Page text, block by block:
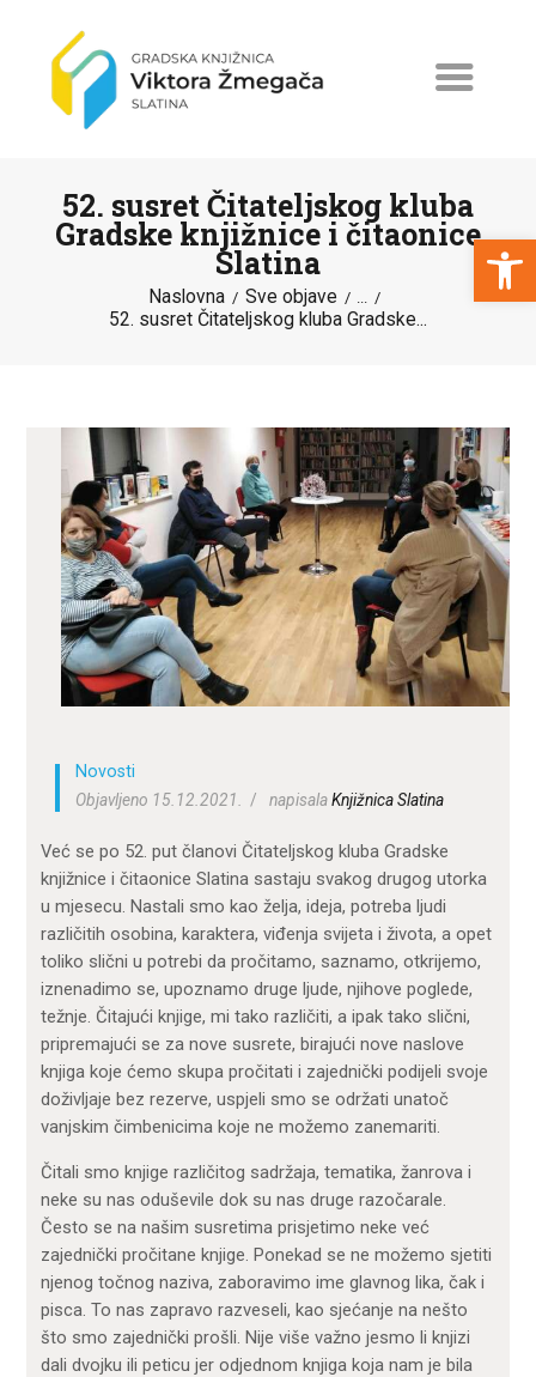
Open toolbar
52. susret Čitateljskog kluba
Gradske knjižnice i čitaonice
Slatina
Naslovna Sve objave ...
52. susret Čitateljskog kluba Gradske...
NASLOVNA
PROGRAMI I PROJEKTI
KATALOG
O KNJIŽNICI
ZA KORISNIKE
ODJELI
DOKUMENTI
KONTAKT
Novosti
Objavljeno 15.12.2021.
napisalaKnjižnica Slatina
Već se po 52. put članovi Čitateljskog kluba Gradske
knjižnice i čitaonice Slatina sastaju svakog drugog utorka
u mjesecu. Nastali smo kao želja, ideja, potreba ljudi
različitih osobina, karaktera, viđenja svijeta i života, a opet
toliko slični u potrebi da pročitamo, saznamo, otkrijemo,
iznenadimo se, upoznamo druge ljude, njihove poglede,
težnje. Čitajući knjige, mi tako različiti, a ipak tako slični,
pripremajući se za nove susrete, birajući nove naslove
knjiga koje ćemo skupa pročitati i zajednički podijeli svoje
doživljaje bez rezerve, uspjeli smo se održati unatoč
vanjskim čimbenicima koje ne možemo zanemariti.
Čitali smo knjige različitog sadržaja, tematika, žanrova i
neke su nas oduševile dok su nas druge razočarale.
Često se na našim susretima prisjetimo neke već
zajednički pročitane knjige. Ponekad se ne možemo sjetiti
njenog točnog naziva, zaboravimo ime glavnog lika, čak i
pisca. To nas zapravo razveseli, kao sjećanje na nešto
što smo zajednički prošli. Nije više važno jesmo li knjizi
dali dvojku ili peticu jer odjednom knjiga koja nam je bila